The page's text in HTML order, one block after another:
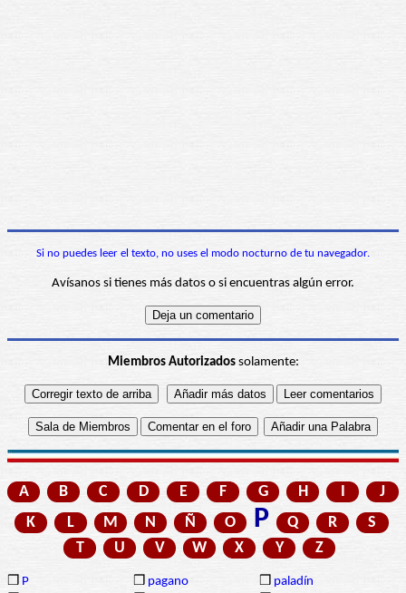
Si no puedes leer el texto, no uses el modo nocturno de tu navegador.
Avísanos si tienes más datos o si encuentras algún error.
Miembros Autorizadossolamente:
A B C D E F G H I
J
K
L M N Ñ O P Q R
S
T
U V W X Y Z
❒ P ❒ pagano ❒ paladín